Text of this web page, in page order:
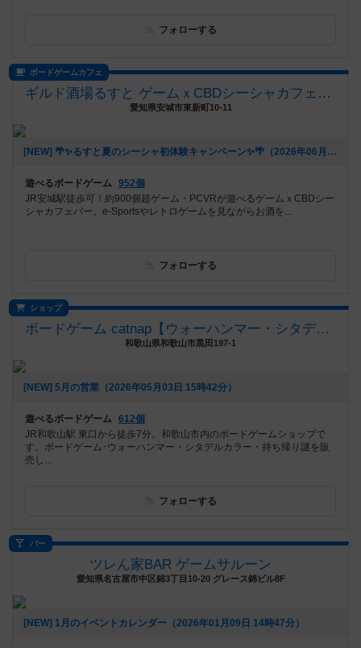
フォローする
ボードゲームカフェ
ギルド酒場るすと ゲームｘCBDシーシャカフェバー
愛知県安城市東新町10-11
[NEW] 🌴✨るすと夏のシーシャ初体験キャンペーン✨🌴（2026年06月03日 02時03分）
遊べるボードゲーム 952個
JR安城駅徒歩可！約900個超ゲーム・PCVRが遊べるゲームｘCBDシー
シャカフェバー。e-Sportsやレトロゲームを見ながらお酒を...
フォローする
ショップ
ボードゲーム catnap【ウォーハンマー・シタデルカラー取扱店】
和歌山県和歌山市黒田197-1
[NEW] 5月の営業（2026年05月03日 15時42分）
遊べるボードゲーム 612個
JR和歌山駅 東口から徒歩7分。和歌山市内のボードゲームショップで
す。ボードゲーム･ウォーハンマー・シタデルカラー・持ち帰り謎を販
売し...
フォローする
バー
ツレん家BAR ゲームサルーン
愛知県名古屋市中区錦3丁目10-20 グレース錦ビル8F
[NEW] 1月のイベントカレンダー（2026年01月09日 14時47分）